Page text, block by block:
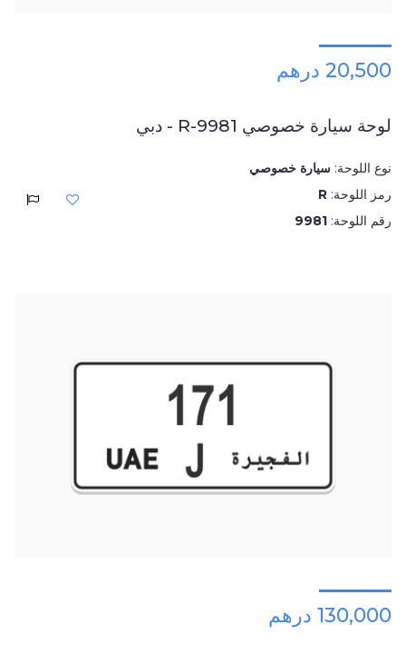
20,500 درهم
لوحة سيارة خصوصي R-9981 - دبي
نوع اللوحة: سيارة خصوصي
رمز اللوحة: R
رقم اللوحة: 9981
130,000 درهم